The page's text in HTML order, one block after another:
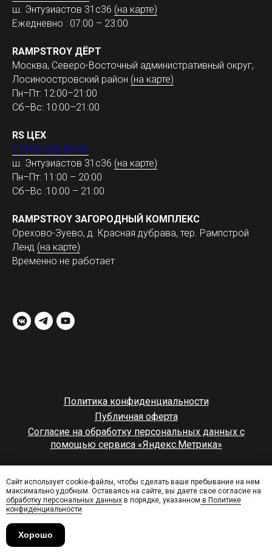
Сайт использует cookie-файлы, чтобы сделать ваше пребывание на нем
максимально удобным. Оставаясь на сайте, вы даете свое согласие на
обработку персональных данных в порядке, указанном в Политике
конфиденциальности
Хорошо
ш. Энтузиастов 31с36 (на карте)
Ежедневно : 07:00 – 23:00
RAMPSTROY ДЁРТ
Москва, Северо-Восточный административный округ,
Лосиноостровский район (на карте)
Пн–Пт: 12:00–21:00
Сб–Вс: 10:00–21:00
RS ЦЕХ
7 (993) 603 89-05
ш. Энтузиастов 31с36 (на карте)
Пн–Пт: 11:00 – 20:00
Сб–Вс :10:00 – 21:00
RAMPSTROY ЗАГОРОДНЫЙ КОМПЛЕКС
Орехово-Зуево, д. Красная дубрава, тер. Рампстрой
Ленд (на карте)
Временно не работает
Политика конфиденциальности
Публичная оферта
Согласие на обработку персональных данных с
помощью сервиса «Яндекс.Метрика»
наверх